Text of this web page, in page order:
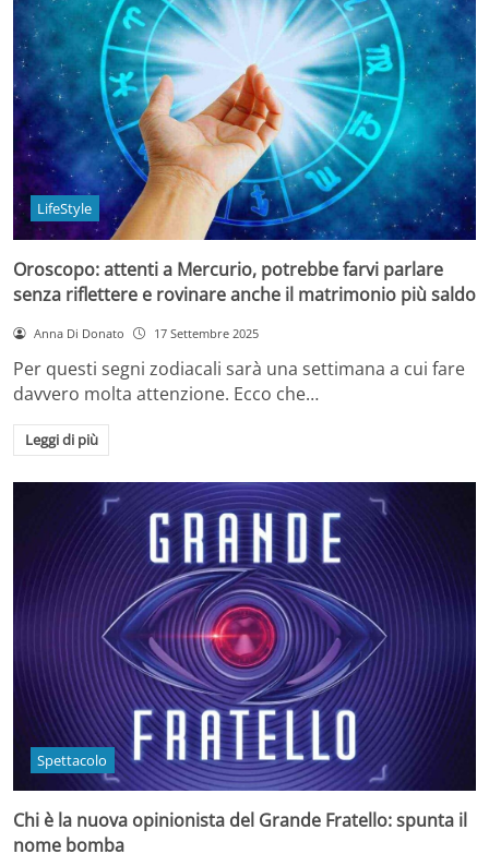
LifeStyle
Oroscopo: attenti a Mercurio, potrebbe farvi parlare
senza riflettere e rovinare anche il matrimonio più saldo
Anna Di Donato 17 Settembre 2025
Per questi segni zodiacali sarà una settimana a cui fare
davvero molta attenzione. Ecco che…
Leggi di più
Spettacolo
Chi è la nuova opinionista del Grande Fratello: spunta il
nome bomba